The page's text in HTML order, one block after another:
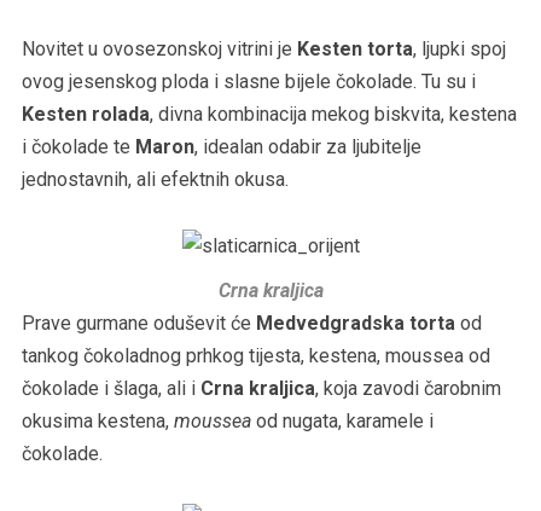
Novitet u ovosezonskoj vitrini je Kesten torta, ljupki spoj
ovog jesenskog ploda i slasne bijele čokolade. Tu su i
Kesten rolada, divna kombinacija mekog biskvita, kestena
i čokolade te Maron, idealan odabir za ljubitelje
jednostavnih, ali efektnih okusa.
Crna kraljica
Prave gurmane oduševit će Medvedgradska torta od
tankog čokoladnog prhkog tijesta, kestena, moussea od
čokolade i šlaga, ali i Crna kraljica, koja zavodi čarobnim
okusima kestena, mousseaod nugata, karamele i
čokolade.